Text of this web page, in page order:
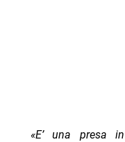
«E’ una presa